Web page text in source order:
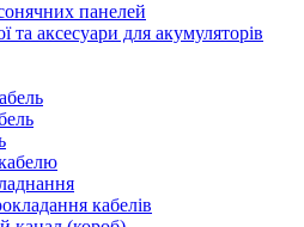
панелей
та аксесуари для акумуляторів
кабелів